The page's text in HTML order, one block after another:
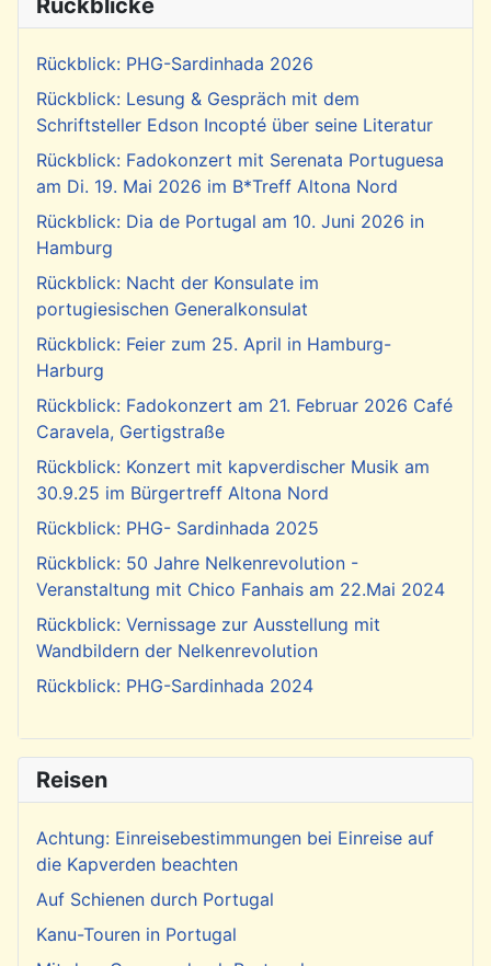
Rückblick: PHG-Sardinhada 2026
Rückblick: Lesung & Gespräch mit dem
Schriftsteller Edson Incopté über seine Literatur
Rückblick: Fadokonzert mit Serenata Portuguesa
am Di. 19. Mai 2026 im B*Treff Altona Nord
Rückblick: Dia de Portugal am 10. Juni 2026 in
Hamburg
Rückblick: Nacht der Konsulate im
portugiesischen Generalkonsulat
Rückblick: Feier zum 25. April in Hamburg-
Harburg
Rückblick: Fadokonzert am 21. Februar 2026 Café
Caravela, Gertigstraße
Rückblick: Konzert mit kapverdischer Musik am
30.9.25 im Bürgertreff Altona Nord
Rückblick: PHG- Sardinhada 2025
Rückblick: 50 Jahre Nelkenrevolution -
Veranstaltung mit Chico Fanhais am 22.Mai 2024
Rückblick: Vernissage zur Ausstellung mit
Wandbildern der Nelkenrevolution
Rückblick: PHG-Sardinhada 2024
Reisen
Achtung: Einreisebestimmungen bei Einreise auf
die Kapverden beachten
Auf Schienen durch Portugal
Kanu-Touren in Portugal